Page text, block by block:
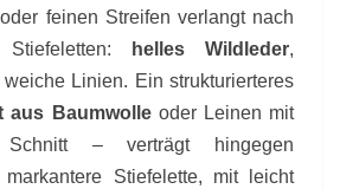
feinen Streifen verlangt nach
helles Wildleder,
Linien. Ein strukturierteres
aus Baumwolleoder Leinen mit
Schnitt – verträgt hingegen
Stiefelette, mit leicht